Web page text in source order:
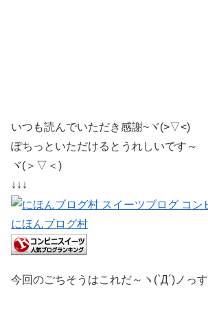
いつも読んでいただき感謝~ヾ(>▽<)
ぽちっといただけるとうれしいです～
ヾ(＞▽＜)
↓↓↓
にほんブログ村
今回のごちそうはこれだ～ヽ(`Д´)ノっす